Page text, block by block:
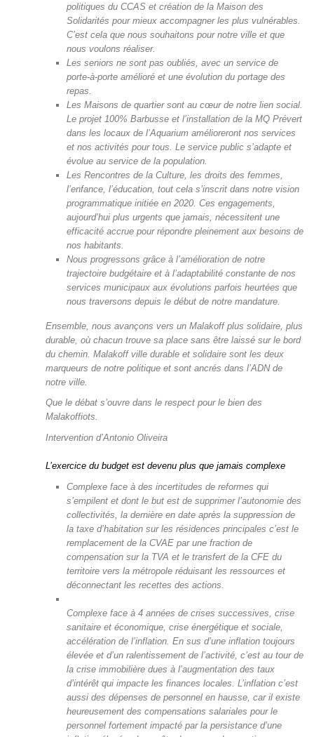
politiques du CCAS et création de la Maison des
Solidarités pour mieux accompagner les plus vulnérables.
C’est cela que nous souhaitons pour notre ville et que
nous voulons réaliser.
Les seniors ne sont pas oubliés, avec un service de
porte-à-porte amélioré et une évolution du portage des
repas.
Les Maisons de quartier sont au cœur de notre lien social.
Le projet 100% Barbusse et l’installation de la MQ Prévert
dans les locaux de l’Aquarium amélioreront nos services
et nos activités pour tous. Le service public s’adapte et
évolue au service de la population.
Les Rencontres de la Culture, les droits des femmes,
l’enfance, l’éducation, tout cela s’inscrit dans notre vision
programmatique initiée en 2020. Ces engagements,
aujourd’hui plus urgents que jamais, nécessitent une
efficacité accrue pour répondre pleinement aux besoins de
nos habitants.
Nous progressons grâce à l’amélioration de notre
trajectoire budgétaire et à l’adaptabilité constante de nos
services municipaux aux évolutions parfois heurtées que
nous traversons depuis le début de notre mandature.
Ensemble, nous avançons vers un Malakoff plus solidaire, plus
durable, où chacun trouve sa place sans être laissé sur le bord
du chemin. Malakoff ville durable et solidaire sont les deux
marqueurs de notre politique et sont ancrés dans l’ADN de
notre ville.
Que le débat s’ouvre dans le respect pour le bien des
Malakoffiots.
Intervention d’Antonio Oliveira
L’exercice du budget est devenu plus que jamais complexe
Complexe face à des incertitudes de reformes qui
s’empilent et dont le but est de supprimer l’autonomie des
collectivités, la dernière en date après la suppression de
la taxe d’habitation sur les résidences principales c’est le
remplacement de la CVAE par une fraction de
compensation sur la TVA et le transfert de la CFE du
territoire vers la métropole réduisant les ressources et
déconnectant les recettes des actions.
Complexe face à 4 années de crises successives, crise
sanitaire et économique, crise énergétique et sociale,
accélération de l’inflation. En sus d’une inflation toujours
élevée et d’un ralentissement de l’activité, c’est au tour de
la crise immobilière dues à l’augmentation des taux
d’intérêt qui impacte les finances locales. L’inflation c’est
aussi des dépenses de personnel en hausse, car il existe
heureusement des compensations salariales pour le
personnel fortement impacté par la persistance d’une